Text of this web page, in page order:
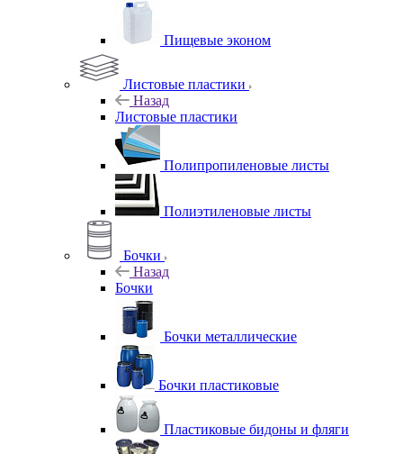
Пищевые эконом
Листовые пластики
Назад
Листовые пластики
Полипропиленовые листы
Полиэтиленовые листы
Бочки
Назад
Бочки
Бочки металлические
Бочки пластиковые
Пластиковые бидоны и фляги